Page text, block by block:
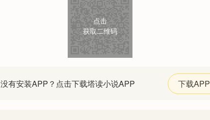
点击
获取二维码
没有安装APP？点击下载塔读小说APP 下载APP